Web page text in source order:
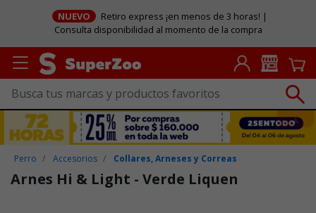
NUEVO
Retiro express ¡en menos de 3 horas! |
Consulta disponibilidad al momento de la compra
Perro Accesorios Collares, Arneses y Correas
Arnes Hi & Light - Verde Liquen